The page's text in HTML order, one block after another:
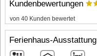
Kundenbewertungen
von 40 Kunden bewertet
Ferienhaus-Ausstattung